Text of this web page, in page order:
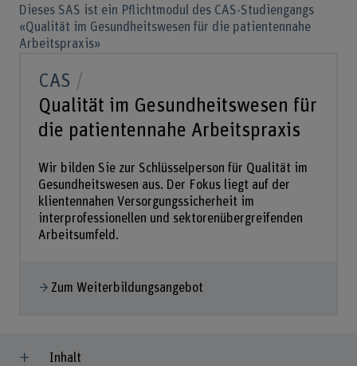
Dieses SAS ist ein Pflichtmodul des CAS-Studiengangs
«Qualität im Gesundheitswesen für die patientennahe
Arbeitspraxis»
CAS
Qualität im Gesundheitswesen für
die patientennahe Arbeitspraxis
Wir bilden Sie zur Schlüsselperson für Qualität im
Gesundheitswesen aus. Der Fokus liegt auf der
klientennahen Versorgungssicherheit im
interprofessionellen und sektorenübergreifenden
Arbeitsumfeld.
Zum Weiterbildungsangebot
Inhalt